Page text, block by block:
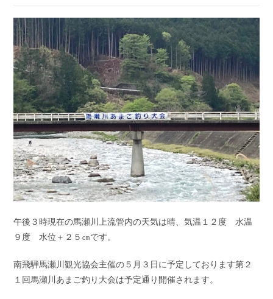
日:
テ
ゴ
リ
ー:
メ
ン
ト:
午後３時現在の馬瀬川上流管内の天気は晴、気温１２度 水温
９度 水位＋２５㎝です。
南飛騨馬瀬川観光協会主催の５月３日に予定しております第２
１回馬瀬川あまご釣り大会は予定通り開催されます。